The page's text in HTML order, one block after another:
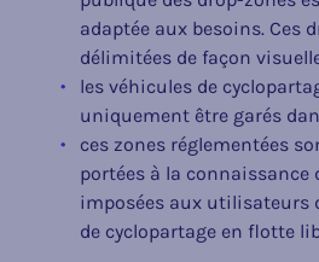
adaptée aux besoins. Ces
délimitées de façon
les véhicules de
uniquement être garés
ces zones réglementées
portées à la connaissance
imposées aux utilisateurs
de cyclopartage en flotte